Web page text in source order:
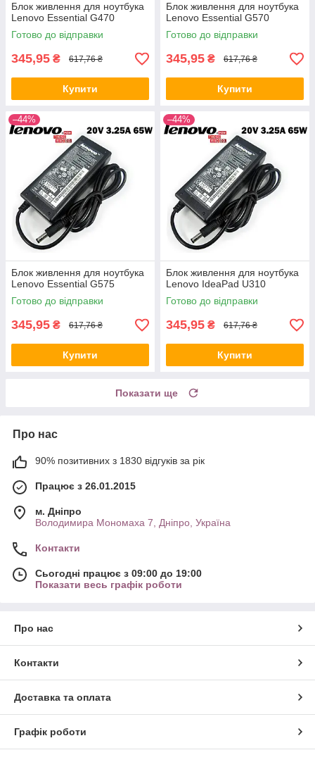
Блок живлення для ноутбука
Lenovo Essential G470
Готово до відправки
345,95 ₴ 617,76 ₴
Купити
Блок живлення для ноутбука
Lenovo Essential G570
Готово до відправки
345,95 ₴ 617,76 ₴
Купити
–44%
Блок живлення для ноутбука
Lenovo Essential G575
Готово до відправки
345,95 ₴ 617,76 ₴
Купити
–44%
Блок живлення для ноутбука
Lenovo IdeaPad U310
Готово до відправки
345,95 ₴ 617,76 ₴
Купити
Показати ще
Про нас
90% позитивних з 1830 відгуків за рік
Працює з 26.01.2015
м. Дніпро
Володимира Мономаха 7, Дніпро, Україна
Контакти
Сьогодні працює з 09:00 до 19:00
Показати весь графік роботи
Про нас
Контакти
Доставка та оплата
Графік роботи